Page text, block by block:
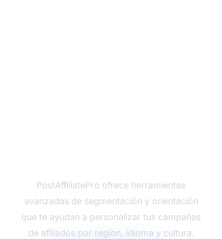
PostAffiliatePro ofrece herramientas
avanzadas de segmentación y orientación
que te ayudan a personalizar tus campañas
de afiliados por región, idioma y cultura.